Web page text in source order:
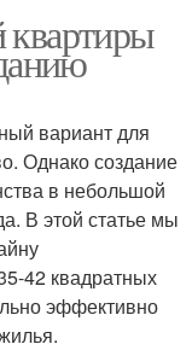
квартиры
вариант для
Однако создание
в небольшой
В этой статье мы
42 квадратных
эффективно